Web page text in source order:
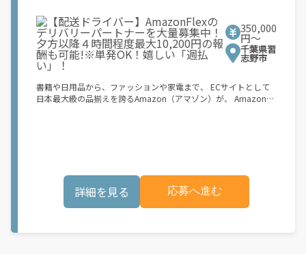
and普通自動車免許をお持ちの人 【軽貨物またはバイク（125cc
超）もOKですが、その場合は...】 事業用ナンバー（軽自動車の場
合は黒ナンバー、バイクの場合は緑ナンバー）が必要になりま
す。 ※稼働できるのは、あなたの街で Uber Eats のサービスが開
始してからになります。サービス開始日は、アカウント作成後に
市でのサービス開始に向けた準備を進めており、現在、配達パー
トナー希望者に対してプラットフォームへの事前登録の機会を提
\"\"\"\"\"
時間程度最大10,200円の報酬も可能!※単発
OK！嬉しい「週払い」！
350,000
円〜
千葉県習
志野市
書籍や日用品から、ファッションや家電まで、 ECサイトとして
日本最大級の品揃えを誇るAmazon（アマゾン）が、 Amazon
ンタル・リースサービスも利用できます！ 【Amazon Flexの魅
力】 ・少ない荷物量から試すこともでき、すぐ、簡単に始められ
る！ ・稼働する日や時間帯を自分で自由に決められるから、スキ
詳細を見る 応募へ進む